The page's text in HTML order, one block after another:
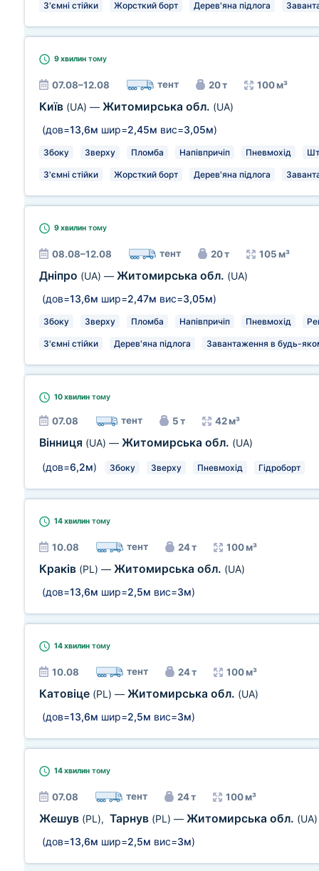
З'ємні стійки Жорсткий борт Дерев'яна підлога
9 хвилин тому
07.08–12.08 тент 20 т 100 м³
Київ (UA) — Житомирська обл. (UA)
(дов=13,6м шир=2,45м вис=3,05м)
Збоку Зверху Пломба Напівпричіп Пневмохід
З'ємні стійки Жорсткий борт Дерев'яна підлога
9 хвилин тому
08.08–12.08 тент 20 т 105 м³
Дніпро (UA) — Житомирська обл. (UA)
(дов=13,6м шир=2,47м вис=3,05м)
Збоку Зверху Пломба Напівпричіп Пневмохід
З'ємні стійки Дерев'яна підлога Завантаження в будь-
10 хвилин тому
07.08 тент 5 т 42 м³
Вінниця (UA) — Житомирська обл. (UA)
(дов=6,2м) Збоку Зверху Пневмохід Гідроборт
14 хвилин тому
10.08 тент 24 т 100 м³
Краків (PL) — Житомирська обл. (UA)
(дов=13,6м шир=2,5м вис=3м)
14 хвилин тому
10.08 тент 24 т 100 м³
Катовіце (PL) — Житомирська обл. (UA)
(дов=13,6м шир=2,5м вис=3м)
14 хвилин тому
07.08 тент 24 т 100 м³
Жешув (PL), Тарнув (PL) — Житомирська обл. (UA)
(дов=13,6м шир=2,5м вис=3м)